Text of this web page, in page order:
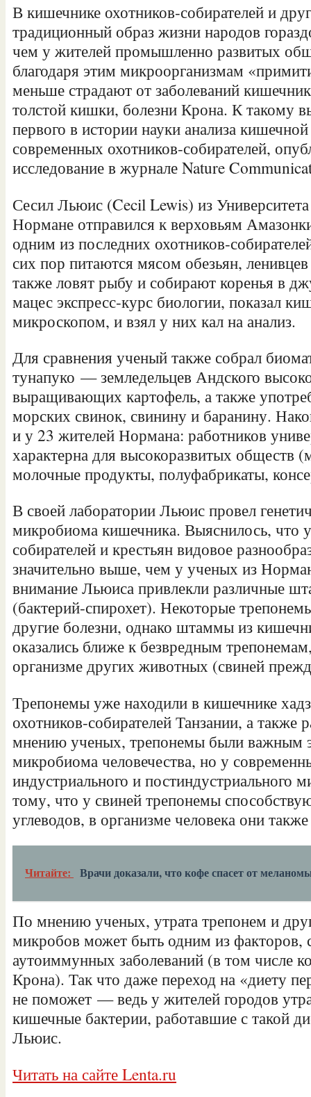
В кишечнике охотников-собирателей и
традиционный образ жизни народов
чем у жителей промышленно развитых
благодаря этим микроорганизмам
меньше страдают от заболеваний
толстой кишки, болезни Крона. К такому
первого в истории науки анализа
современных охотников-собирателей,
исследование в журнале Nature
Сесил Льюис (Cecil Lewis) из
Нормане отправился к верховьям
одним из последних охотников-
сих пор питаются мясом обезьян,
также ловят рыбу и собирают коренья в
мацес экспресс-курс биологии, показал
микроскопом, и взял у них кал на анализ.
Для сравнения ученый также собрал
тунапуко — земледельцев Андского
выращивающих картофель, а также
морских свинок, свинину и баранину.
и у 23 жителей Нормана: работников
характерна для высокоразвитых обществ
молочные продукты, полуфабрикаты,
В своей лаборатории Льюис провел
микробиома кишечника. Выяснилось, что
собирателей и крестьян видовое
значительно выше, чем у ученых из
внимание Льюиса привлекли различные
(бактерий-спирохет). Некоторые
другие болезни, однако штаммы из
оказались ближе к безвредным
организме других животных (свиней
Трепонемы уже находили в кишечнике
охотников-собирателей Танзании, а также
мнению ученых, трепонемы были важным
микробиома человечества, но у
индустриального и постиндустриального
тому, что у свиней трепонемы
углеводов, в организме человека они
Читайте: Врачи доказали, что кофе спасет от
По мнению ученых, утрата трепонем и
микробов может быть одним из
аутоиммунных заболеваний (в том числе
Крона). Так что даже переход на «диету
не поможет — ведь у жителей городов
кишечные бактерии, работавшие с такой
Льюис.
Читать на сайте Lenta.ru